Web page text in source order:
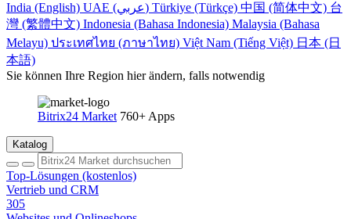
India (English)
UAE (عربي) Türkiye (Türkçe) 中国 (简体中文) 台
灣 (繁體中文) Indonesia (Bahasa Indonesia) Malaysia (Bahasa
Melayu) ประเทศไทย (ภาษาไทย) Việt Nam (Tiếng Việt) 日本 (日
本語)
Sie können Ihre Region hier ändern, falls notwendig
Bitrix24 Market 760+ Apps
Katalog
Top-Lösungen (kostenlos)
Vertrieb und CRM
305